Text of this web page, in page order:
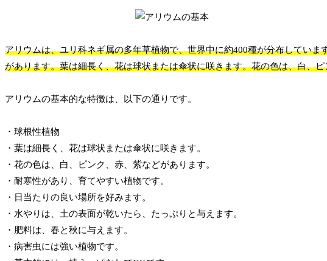
アリウムは、ユリ科ネギ属の多年草植物で、世界中に約400種が分布してい
があります。葉は細長く、花は球状または傘状に咲きます。花の色は、白、
アリウムの基本的な特徴は、以下の通りです。
・球根性植物
・葉は細長く、花は球状または傘状に咲きます。
・花の色は、白、ピンク、赤、紫などがあります。
・耐寒性があり、育てやすい植物です。
・日当たりの良い場所を好みます。
・水やりは、土の表面が乾いたら、たっぷりと与えます。
・肥料は、春と秋に与えます。
・病害虫には強い植物です。